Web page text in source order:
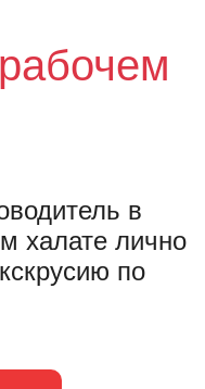
в
халате лично
по